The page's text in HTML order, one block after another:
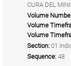
CURA DEL
Volume
Volume
Volume
Section: 01
Sequence: 48